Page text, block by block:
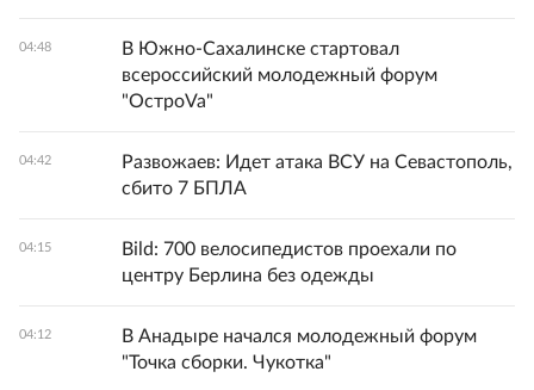
04:48
В Южно-Сахалинске стартовал
всероссийский молодежный форум
"ОстроVa"
04:42
Развожаев: Идет атака ВСУ на Севастополь,
сбито 7 БПЛА
04:15
Bild: 700 велосипедистов проехали по
центру Берлина без одежды
04:12
В Анадыре начался молодежный форум
"Точка сборки. Чукотка"